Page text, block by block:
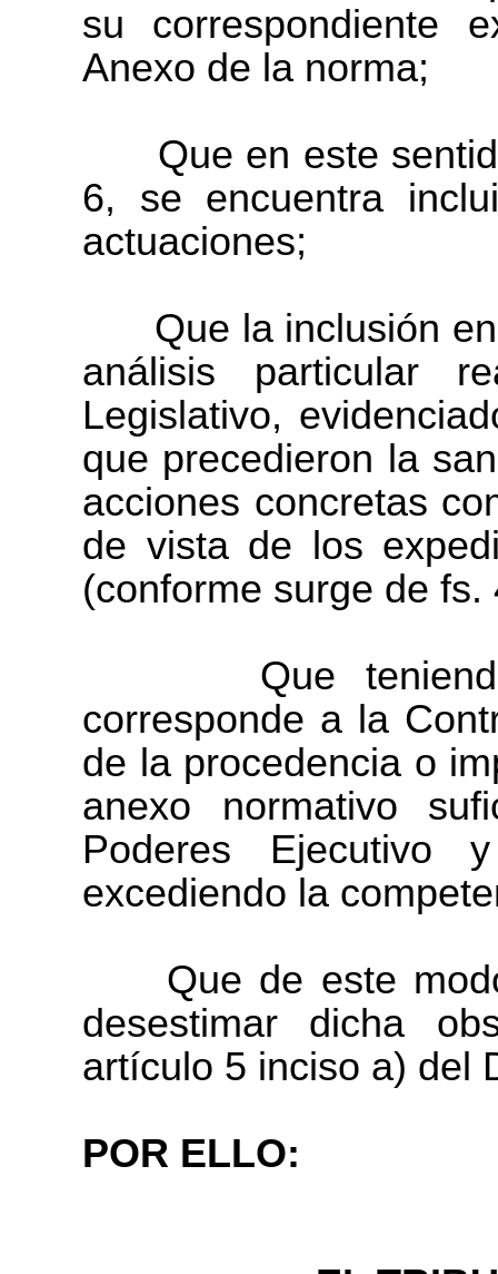
su correspondiente
Anexo de la norma;
Que en este
6, se encuentra
actuaciones;
Que la inclusión en
análisis particular
Legislativo,
que precedieron la
acciones concretas
de vista de los
(conforme surge de fs.
Que teniendo
corresponde a la
de la procedencia o
anexo normativo
Poderes Ejecutivo
excediendo la
Que de este modo
desestimar dicha
artículo 5 inciso a) del